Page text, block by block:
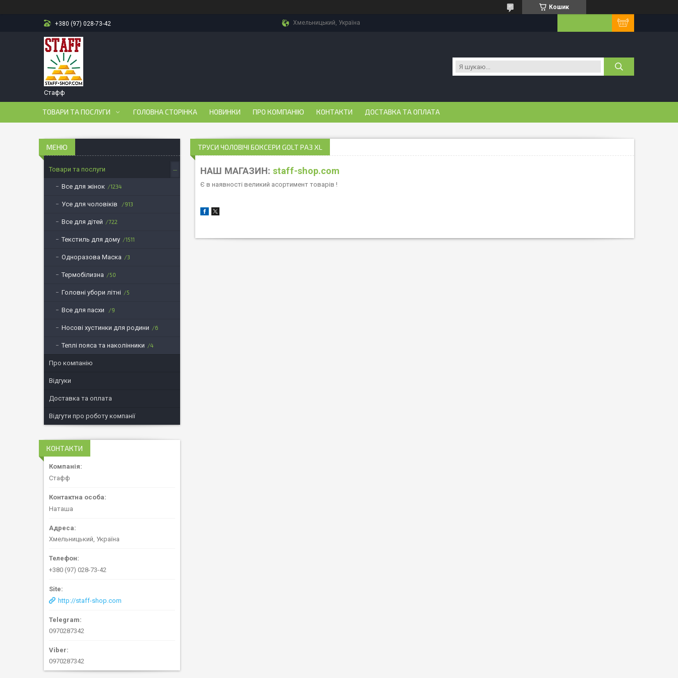
Кошик
+380 (97) 028-73-42 Хмельницький, Україна
Стафф
ТОВАРИ ТА ПОСЛУГИ ГОЛОВНА СТОРІНКА НОВИНКИ ПРО КОМПАНІЮ КОНТАКТИ ДОСТАВКА ТА ОПЛАТА
ТРУСИ ЧОЛОВІЧІ БОКСЕРИ GOLT РАЗ XL
НАШ МАГАЗИН: staff-shop.com
Є в наявності великий асортимент товарів !
Товари та послуги
Все для жінок 1234
Усе для чоловіків 913
Все для дітей 722
Текстиль для дому 1511
Одноразова Маска 3
Термобілизна 50
Головні убори літні 5
Все для пасхи 9
Носові хустинки для родини 6
Теплі пояса та наколінники 4
Про компанію
Відгуки
Доставка та оплата
Відгути про роботу компанії
КОНТАКТИ
Стафф
Наташа
Хмельницький, Україна
+380 (97) 028-73-42
http://staff-shop.com
0970287342
0970287342